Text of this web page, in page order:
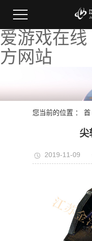
爱游戏在
方网站
您当前的位置 ：首
尖
2019-11-09